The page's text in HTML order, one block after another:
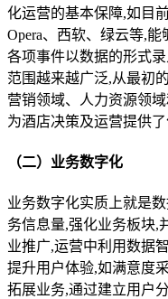
化运营的基本保障,如目
Opera、西软、绿云等,
各项事件以数据的形式
范围越来越广泛,从最初
营销领域、人力资源领
为酒店决策及运营提供了
（二）业务数字化
业务数字化实质上就是
务信息量,强化业务板块,
业推广,运营中利用数据
提升用户体验,如满意度
拓展业务,通过建立用户